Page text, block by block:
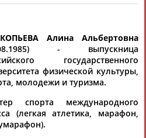
Расширенный поиск
Мария
АБАКУМОВА
Юлия
АБАЛАКИНА
Алина Альбертовна
- выпускница
государственного
физической культуры,
молодежи и туризма.
спорта международного
(легкая атлетика, марафон,